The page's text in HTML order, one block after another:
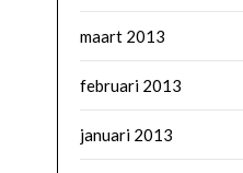
maart 2013
februari 2013
januari 2013